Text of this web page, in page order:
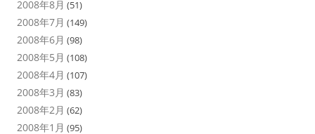
2008年8月 (51)
2008年7月 (149)
2008年6月 (98)
2008年5月 (108)
2008年4月 (107)
2008年3月 (83)
2008年2月 (62)
2008年1月 (95)